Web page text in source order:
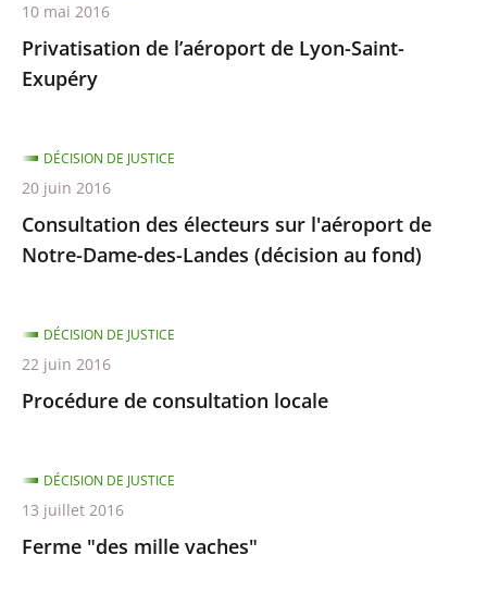
Privatisation de l’aéroport de Lyon-Saint-
Exupéry
10 mai 2016
Consultation des électeurs sur l'aéroport de
Notre-Dame-des-Landes (décision au fond)
DÉCISION DE JUSTICE
20 juin 2016
Procédure de consultation locale
DÉCISION DE JUSTICE
22 juin 2016
Ferme "des mille vaches"
DÉCISION DE JUSTICE
13 juillet 2016